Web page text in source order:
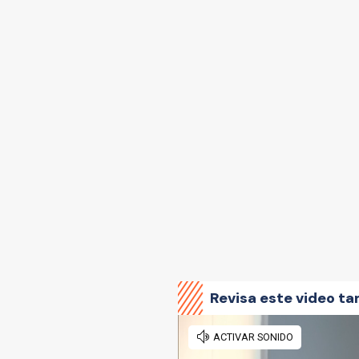
Revisa este video